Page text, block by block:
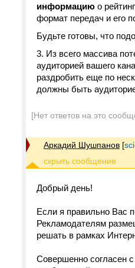
информацию о
формат передач и его
Будьте готовы, что
3. Из всего массива
аудиторией вашего
раздробить еще по
должны быть
[Нет ответов на это
Аркадий Шушпанов [
Добрый день!
Если я правильно Вас
Рекламодателям
решать в рамках
Совершенно согласен